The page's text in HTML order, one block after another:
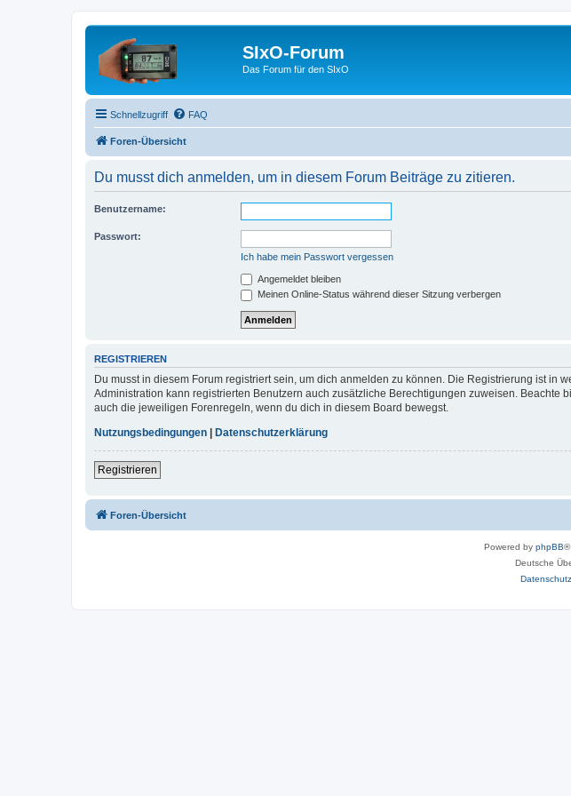
SIxO-Forum
Das Forum für den SIxO
Schnellzugriff FAQ
Foren-Übersicht
Du musst dich anmelden, um in diesem Forum Beiträge zu zitieren.
Benutzername:
Passwort:
Ich habe mein Passwort vergessen
Angemeldet bleiben
Meinen Online-Status während dieser Sitzung verbergen
REGISTRIEREN
Du musst in diesem Forum registriert sein, um dich anmelden zu können. Die Registrierung ist
Administration kann registrierten Benutzern auch zusätzliche Berechtigungen zuweisen.
auch die jeweiligen Forenregeln, wenn du dich in diesem Board bewegst.
Nutzungsbedingungen
Datenschutzerklärung
Registrieren
Foren-Übersicht
Powered by phpBB®
Deutsche
Datenschutz